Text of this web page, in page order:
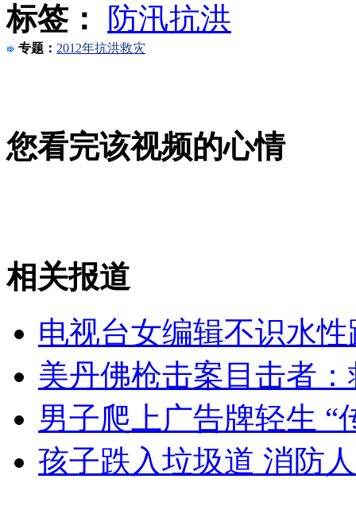
实拍:天津“快艇哥”驾快艇逛街
女孩北京地铁殴打老人 痛下狠手拳打脚踢
标签：
防汛抗洪
专题： 2012年抗洪救灾
您看完该视频的心情
相关报道
电视台女编辑不识水
美丹佛枪击案目击者
男子爬上广告牌轻生 “
孩子跌入垃圾道 消防